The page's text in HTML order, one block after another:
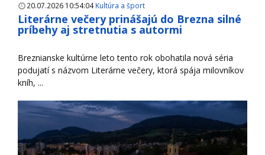
20.07.2026 10:54:04Kultúra a šport
Literárne večery prinášajú do Brezna silné
príbehy aj stretnutia s autormi
Breznianske kultúrne leto tento rok obohatila nová séria
podujatí s názvom Literárne večery, ktorá spája milovníkov
kníh, ...